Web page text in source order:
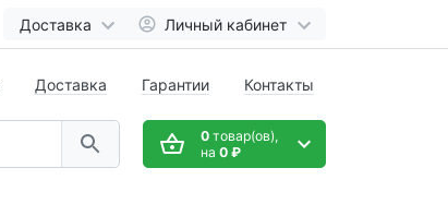
Доставка Личный кабинет
Доставка Гарантии Контакты
0товар(ов),
на 0 ₽